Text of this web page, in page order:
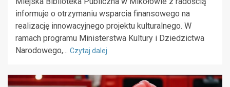
informuje o otrzymaniu wsparcia finansowego na
realizację innowacyjnego projektu kulturalnego. W
ramach programu Ministerstwa Kultury i Dziedzictwa
Narodowego,... Czytaj dalej